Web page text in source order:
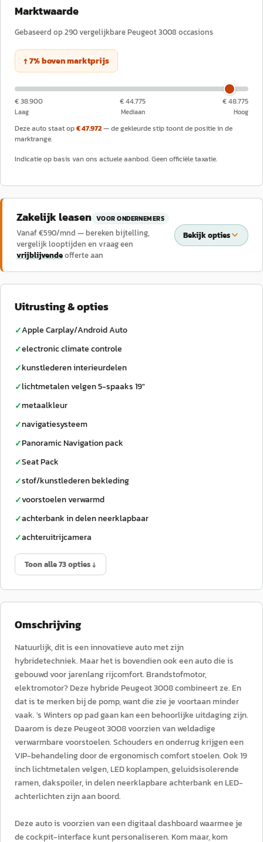
Marktwaarde
Gebaseerd op 290vergelijkbarePeugeot3008 occasions
↑7%bovenmarktprijs
€ 38.900
Laag
€ 44.775
Mediaan
€ 48.775
Hoog
Deze auto staat op€ 47.972— de gekleurde stip toont de positie in de
marktrange.
Indicatie op basis van ons actuele aanbod. Geen officiële taxatie.
Zakelijk leasen VOOR ONDERNEMERS
Vanaf €590/mnd — bereken bijtelling,
vergelijk looptijden en vraag een
vrijblijvendeofferte aan
Bekijk opties
Uitrusting & opties
✓Apple Carplay/Android Auto
✓electronic climate controle
✓kunstlederen interieurdelen
✓lichtmetalen velgen 5-spaaks 19"
✓metaalkleur
✓navigatiesysteem
✓Panoramic Navigation pack
✓Seat Pack
✓stof/kunstlederen bekleding
✓voorstoelen verwarmd
✓achterbank in delen neerklapbaar
✓achteruitrijcamera
Toon alle 73 opties ↓
Omschrijving
Natuurlijk, dit is een innovatieve auto met zijn
hybridetechniek. Maar het is bovendien ook een auto die is
gebouwd voor jarenlang rijcomfort. Brandstofmotor,
elektromotor? Deze hybride Peugeot 3008 combineert ze. En
dat is te merken bij de pomp, want die zie je voortaan minder
vaak. 's Winters op pad gaan kan een behoorlijke uitdaging zijn.
Daarom is deze Peugeot 3008 voorzien van weldadige
verwarmbare voorstoelen. Schouders en onderrug krijgen een
VIP-behandeling door de ergonomisch comfort stoelen. Ook 19
inch lichtmetalen velgen, LED koplampen, geluidsisolerende
ramen, dakspoiler, in delen neerklapbare achterbank en LED-
achterlichten zijn aan boord.
Deze auto is voorzien van een digitaal dashboard waarmee je
de cockpit-interface kunt personaliseren. Kom maar, kom